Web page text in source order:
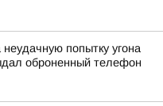
попытку угона
оброненный телефон